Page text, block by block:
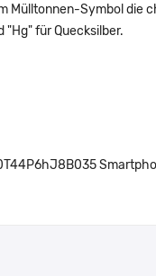
Mülltonnen-Symbol die
für Quecksilber.